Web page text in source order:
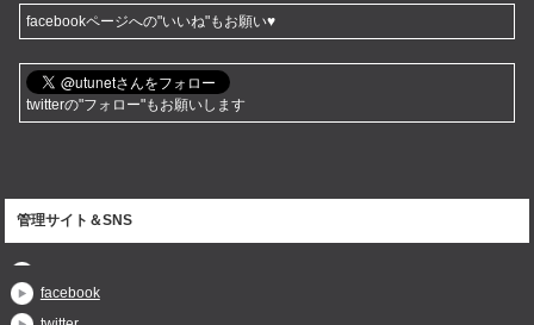
facebookページへの"いいね"もお願い♥
twitterの"フォロー"もお願いします
管理サイト＆SNS
facebook